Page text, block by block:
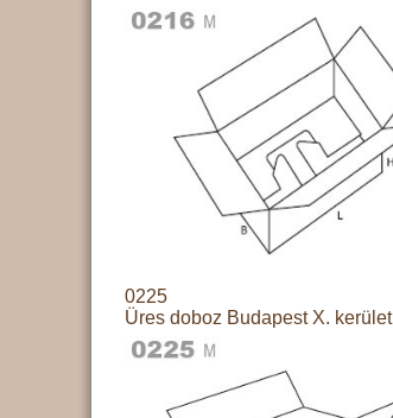
0225
Üres doboz Budapest X. kerület